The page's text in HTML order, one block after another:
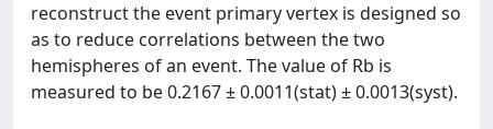
reconstruct the event primary vertex is designed so
as to reduce correlations between the two
hemispheres of an event. The value of Rb is
measured to be 0.2167 ± 0.0011(stat) ± 0.0013(syst).